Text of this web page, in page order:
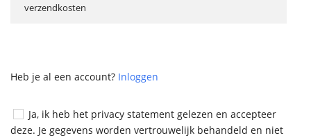
verzendkosten
Heb je al een account? Inloggen
Ja, ik heb het privacy statement gelezen en accepteer
deze. Je gegevens worden vertrouwelijk behandeld en niet